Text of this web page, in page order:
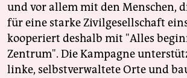
und vor allem mit den Menschen,
für eine starke Zivilgesellschaft
kooperiert deshalb mit "Alles
Zentrum". Die Kampagne
linke, selbstverwaltete Orte und